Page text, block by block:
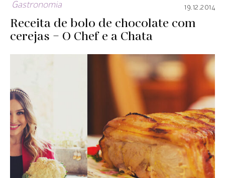
Gastronomia 19.12.2014
Receita de bolo de chocolate com
cerejas – O Chef e a Chata